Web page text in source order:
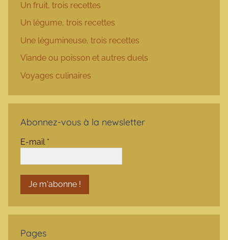
Un fruit, trois recettes
Un légume, trois recettes
Une légumineuse, trois recettes
Viande ou poisson et autres duels
Voyages culinaires
Abonnez-vous à la newsletter
E-mail *
Pages